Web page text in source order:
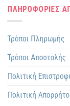
ΠΛΗΡΟΦΟΡΙΕΣ
Τρόποι Πληρωμής
Τρόποι Αποστολής
Πολιτική
Πολιτική